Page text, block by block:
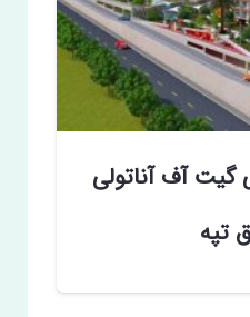
آف آناتولی
تپه